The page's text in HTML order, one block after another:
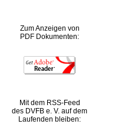
Zum Anzeigen von
PDF Dokumenten:
Mit dem RSS-Feed
des DVFB e. V. auf dem
Laufenden bleiben: